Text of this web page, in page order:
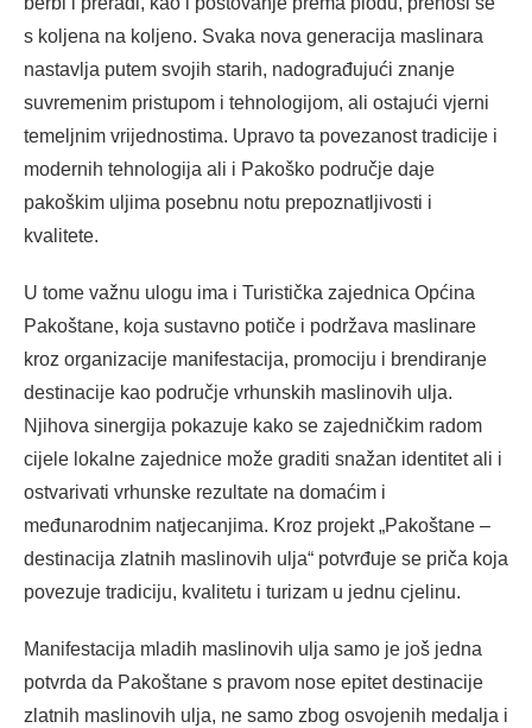
s koljena na koljeno. Svaka nova generacija maslinara
nastavlja putem svojih starih, nadograđujući znanje
suvremenim pristupom i tehnologijom, ali ostajući vjerni
temeljnim vrijednostima. Upravo ta povezanost tradicije i
modernih tehnologija ali i Pakoško područje daje
pakoškim uljima posebnu notu prepoznatljivosti i
kvalitete.
U tome važnu ulogu ima i Turistička zajednica Općina
Pakoštane, koja sustavno potiče i podržava maslinare
kroz organizacije manifestacija, promociju i brendiranje
destinacije kao područje vrhunskih maslinovih ulja.
Njihova sinergija pokazuje kako se zajedničkim radom
cijele lokalne zajednice može graditi snažan identitet ali i
ostvarivati vrhunske rezultate na domaćim i
međunarodnim natjecanjima. Kroz projekt „Pakoštane –
destinacija zlatnih maslinovih ulja“ potvrđuje se priča koja
povezuje tradiciju, kvalitetu i turizam u jednu cjelinu.
Manifestacija mladih maslinovih ulja samo je još jedna
potvrda da Pakoštane s pravom nose epitet destinacije
zlatnih maslinovih ulja, ne samo zbog osvojenih medalja i